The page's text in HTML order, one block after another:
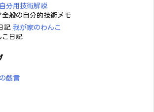
自分用技術解説
全般の自分的技術メモ
我が家のわんこ
こ日記
戯言